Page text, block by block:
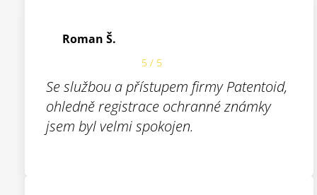
Roman Š.
5 / 5
Se službou a přístupem firmy Patentoid,
ohledně registrace ochranné známky
jsem byl velmi spokojen.